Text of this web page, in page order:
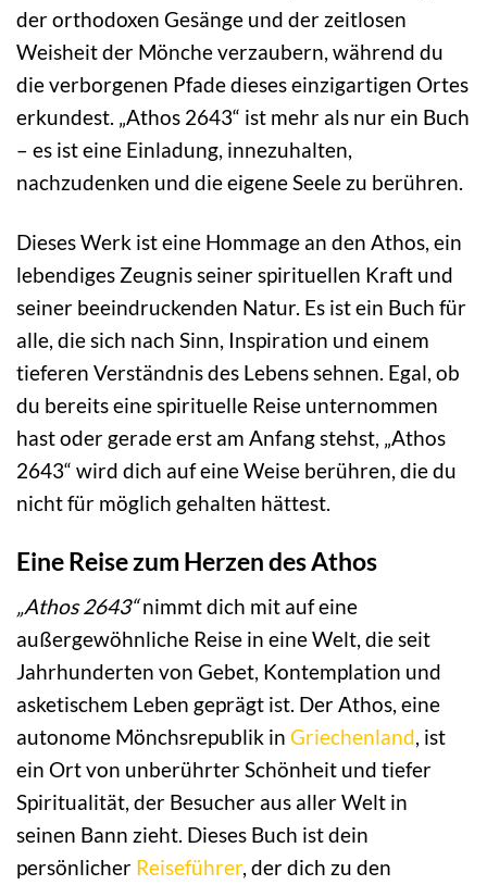
der orthodoxen Gesänge und der zeitlosen
Weisheit der Mönche verzaubern, während du
die verborgenen Pfade dieses einzigartigen Ortes
erkundest. „Athos 2643“ ist mehr als nur ein Buch
– es ist eine Einladung, innezuhalten,
nachzudenken und die eigene Seele zu berühren.
Dieses Werk ist eine Hommage an den Athos, ein
lebendiges Zeugnis seiner spirituellen Kraft und
seiner beeindruckenden Natur. Es ist ein Buch für
alle, die sich nach Sinn, Inspiration und einem
tieferen Verständnis des Lebens sehnen. Egal, ob
du bereits eine spirituelle Reise unternommen
hast oder gerade erst am Anfang stehst, „Athos
2643“ wird dich auf eine Weise berühren, die du
nicht für möglich gehalten hättest.
Eine Reise zum Herzen des Athos
„Athos 2643“nimmt dich mit auf eine
außergewöhnliche Reise in eine Welt, die seit
Jahrhunderten von Gebet, Kontemplation und
asketischem Leben geprägt ist. Der Athos, eine
autonome Mönchsrepublik in Griechenland, ist
ein Ort von unberührter Schönheit und tiefer
Spiritualität, der Besucher aus aller Welt in
seinen Bann zieht. Dieses Buch ist dein
persönlicher Reiseführer, der dich zu den